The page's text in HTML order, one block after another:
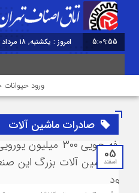
5:09:55 امروز : یکشنبه, ۱۸ مرداد , ۱۴۰۵
ورود
صادرات ماشین آلات
05
اسفند